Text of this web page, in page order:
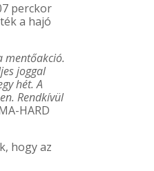
perckor
a hajó
mentőakció.
joggal
hét. A
Rendkívül
HARD
hogy az